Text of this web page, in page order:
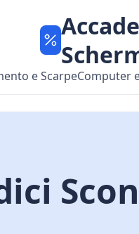
e ScarpeComputer